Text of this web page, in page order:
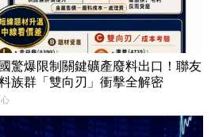
驚爆限制關鍵礦產廢料出口！聯友
族群「雙向刃」衝擊全解密